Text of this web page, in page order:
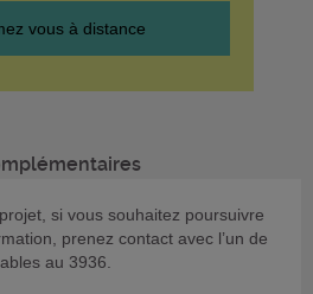
vous à distance
si vous souhaitez poursuivre
prenez contact avec l’un de
au 3936.